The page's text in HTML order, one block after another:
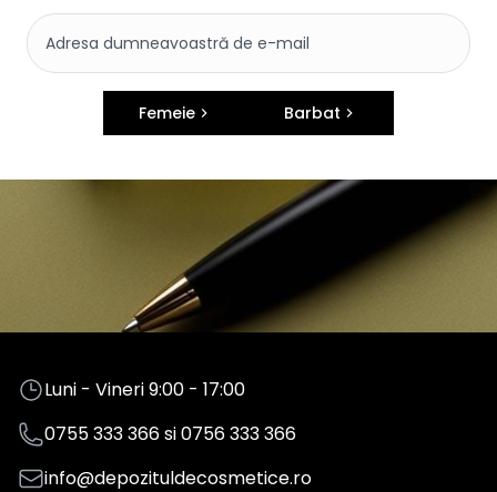
Femeie Barbat
Luni - Vineri 9:00 - 17:00
0755 333 366si0756 333 366
info@depozituldecosmetice.ro